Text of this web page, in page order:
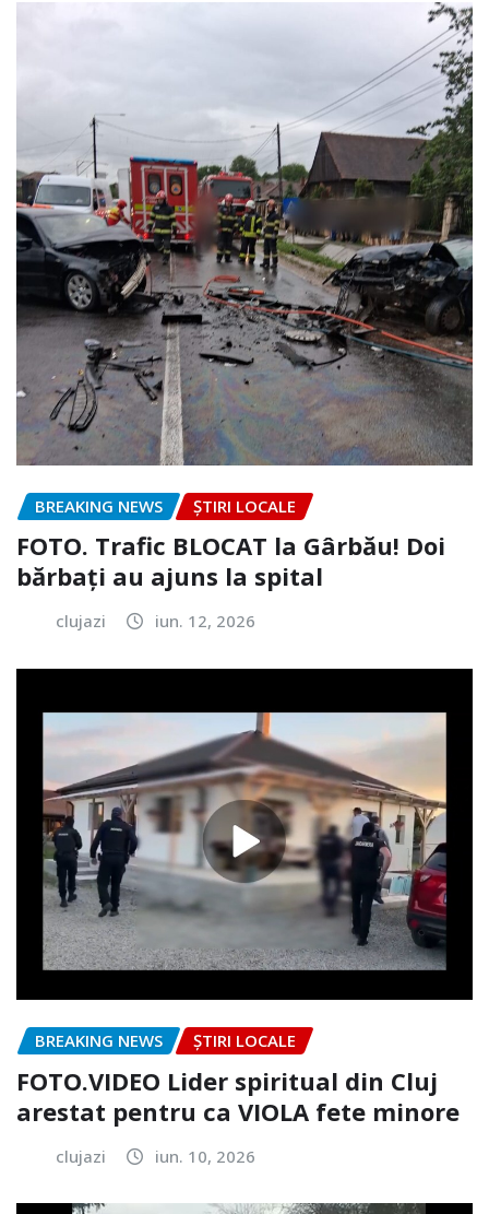
BREAKING NEWS ȘTIRI LOCALE
FOTO. Trafic BLOCAT la Gârbău! Doi
bărbați au ajuns la spital
clujazi iun. 12, 2026
BREAKING NEWS ȘTIRI LOCALE
FOTO.VIDEO Lider spiritual din Cluj
arestat pentru ca VIOLA fete minore
clujazi iun. 10, 2026